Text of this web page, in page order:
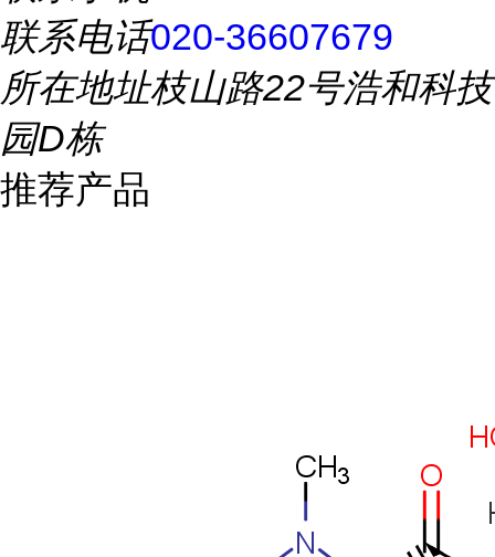
联系电话020-36607679
所在地址枝山路22号浩和科技
园D栋
推荐产品